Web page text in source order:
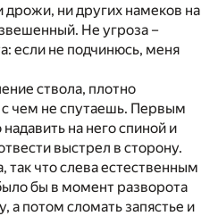
ни других намеков на
Не угроза –
если не подчинюсь, меня
ствола, плотно
с чем не спутаешь. Первым
на него спиной и
выстрел в сторону.
так что слева естественным
бы в момент разворота
а потом сломать запястье и